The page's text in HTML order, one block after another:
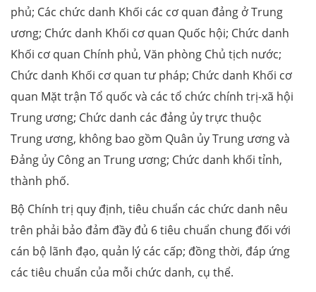
phủ; Các chức danh Khối các cơ quan đảng ở Trung
ương; Chức danh Khối cơ quan Quốc hội; Chức danh
Khối cơ quan Chính phủ, Văn phòng Chủ tịch nước;
Chức danh Khối cơ quan tư pháp; Chức danh Khối cơ
quan Mặt trận Tổ quốc và các tổ chức chính trị-xã hội
Trung ương; Chức danh các đảng ủy trực thuộc
Trung ương, không bao gồm Quân ủy Trung ương và
Đảng ủy Công an Trung ương; Chức danh khối tỉnh,
thành phố.
Bộ Chính trị quy định, tiêu chuẩn các chức danh nêu
trên phải bảo đảm đầy đủ 6 tiêu chuẩn chung đối với
cán bộ lãnh đạo, quản lý các cấp; đồng thời, đáp ứng
các tiêu chuẩn của mỗi chức danh, cụ thể.